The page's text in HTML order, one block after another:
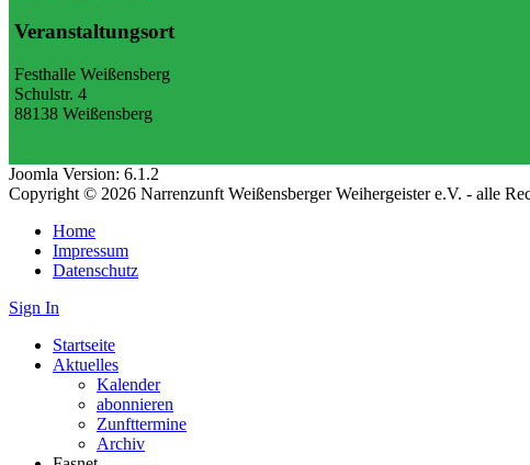
Veranstaltungsort
Festhalle Weißensberg
Schulstr. 4
88138 Weißensberg
Joomla Version: 6.1.2
Copyright © 2026 Narrenzunft Weißensberger Weihergeister e.V. - alle
Home
Impressum
Datenschutz
Sign In
Startseite
Aktuelles
Kalender
abonnieren
Zunfttermine
Archiv